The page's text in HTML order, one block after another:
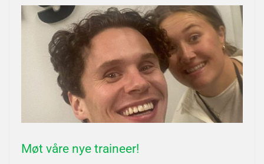
Møt våre nye traineer!